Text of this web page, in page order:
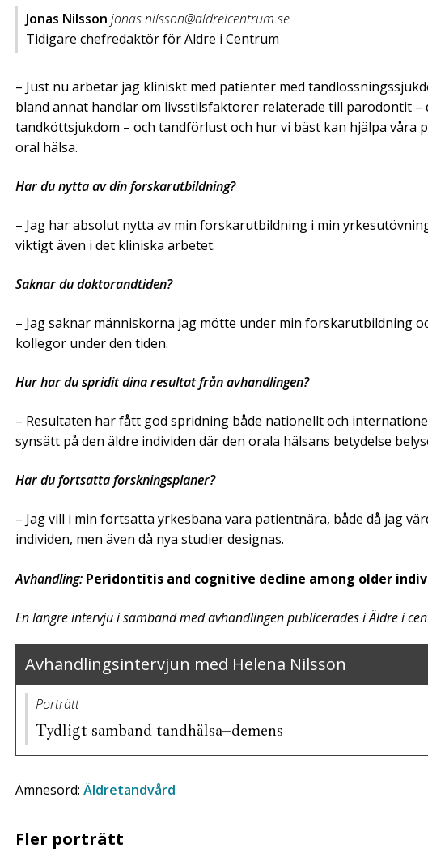
Jonas Nilsson jonas.nilsson@aldreicentrum.se
Tidigare chefredaktör för Äldre i Centrum
– Just nu arbetar jag kliniskt med patienter med
bland annat handlar om livsstilsfaktorer relaterade till par­odontit –
tandköttsjukdom – och tandförlust och hur vi bäst kan hjälpa våra
oral hälsa.
Har du nytta av din forskarutbildning?
– Jag har absolut nytta av min forskarutbildning i min
viktigt även i det kliniska arbetet.
Saknar du doktorandtiden?
– Jag saknar människorna jag mötte under min forskarutbildning
kollegor under den tiden.
Hur har du spridit dina resultat från avhandlingen?
– Resultaten har fått god spridning både nationellt och
synsätt på den äldre individen där den orala hälsans betydelse
Har du fortsatta forskningsplaner?
– Jag vill i min fortsatta yrkesbana vara patientnära, både då jag
individen, men även då nya studier designas.
Avhandling: Peridontitis and cognitive decline among older
En längre intervju i samband med avhandlingen publicerades i Äldre i
Avhandlingsintervjun med Helena Nilsson
Porträtt
Tydligt samband tandhälsa–demens
Ämnesord: Äldretandvård
Fler porträtt